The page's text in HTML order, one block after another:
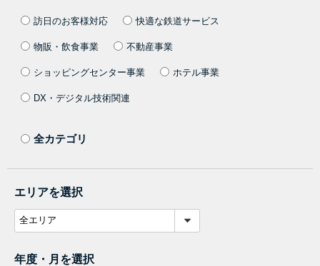
訪日のお客様対応 快適な鉄道サービス
物販・飲食事業 不動産事業
ショッピングセンター事業 ホテル事業
DX・デジタル技術関連
全カテゴリ
エリアを選択
年度・月を選択